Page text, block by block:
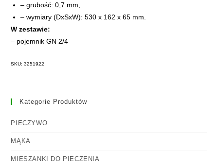
– grubość: 0,7 mm,
– wymiary (DxSxW): 530 x 162 x 65 mm.
W zestawie:
– pojemnik GN 2/4
SKU: 3251922
Kategorie Produktów
PIECZYWO
MĄKA
MIESZANKI DO PIECZENIA